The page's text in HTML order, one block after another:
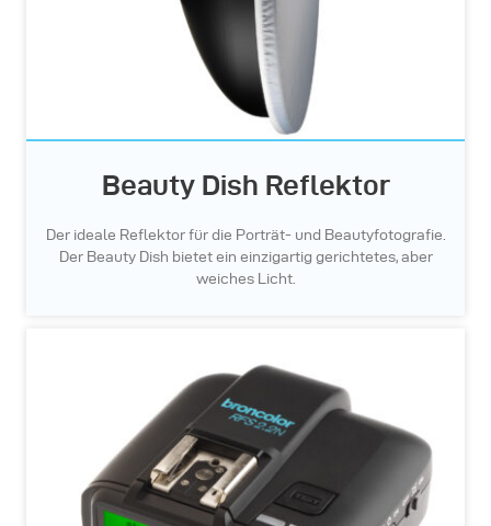
Beauty Dish Reflektor
Der ideale Reflektor für die Porträt- und Beautyfotografie.
Der Beauty Dish bietet ein einzigartig gerichtetes, aber
weiches Licht.